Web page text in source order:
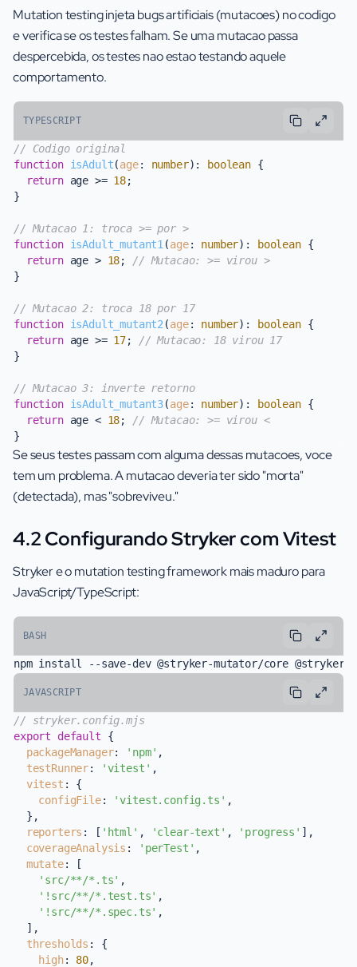
Mutation testing injeta bugs artificiais (mutacoes) no codigo
e verifica se os testes falham. Se uma mutacao passa
despercebida, os testes nao estao testando aquele
comportamento.
TYPESCRIPT
// Codigo original
function isAdult(age: number): boolean {
return age >= 18;
}
// Mutacao 1: troca >= por >
function isAdult_mutant1 (age: number): boolean {
return age > 18;
// Mutacao: >= virou >
}
// Mutacao 2: troca 18 por 17
function isAdult_mutant2 (age: number): boolean {
return age >= 17;
// Mutacao: 18 virou 17
}
// Mutacao 3: inverte retorno
function isAdult_mutant3(age: number): boolean {
return age < 18;
// Mutacao: >= virou <
Se seus testes passam com alguma dessas mutacoes, voce
tem um problema. A mutacao deveria ter sido "morta"
(detectada), mas "sobreviveu."
4.2 Configurando Stryker com Vitest
Stryker e o mutation testing framework mais maduro para
JavaScript/TypeScript:
BASH
JAVASCRIPT
// stryker.config.mjs
export
default {
packageManager: 'npm' ,
testRunner: 'vitest' ,
vitest : {
configFile: 'vitest.config.ts' ,
  },
reporters : [ 'html' , 'clear-text' , 'progress' ],
coverageAnalysis : 'perTest' ,
mutate: [
'src/**/*.ts' ,
'!src/**/*.test.ts' ,
'!src/**/*.spec.ts' ,
  ],
thresholds : {
high: 80,